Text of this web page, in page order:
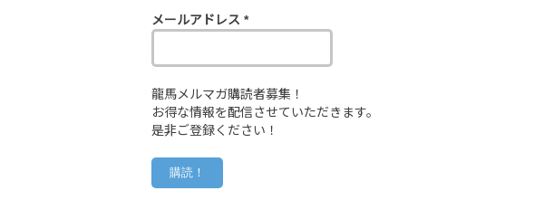
メールアドレス *
龍馬メルマガ購読者募集！
お得な情報を配信させていただきます。
是非ご登録ください！